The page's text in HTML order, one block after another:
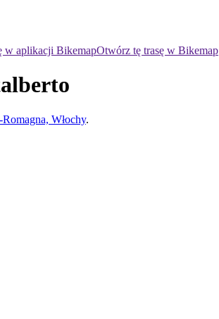
w aplikacji BikemapOtwórz tę trasę w Bikemap
Włochy.